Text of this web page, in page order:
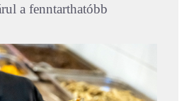
a fenntarthatóbb